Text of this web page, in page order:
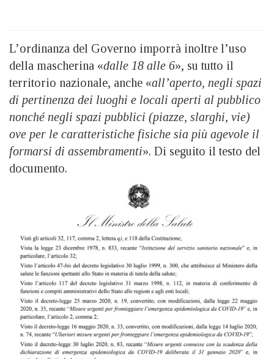
L’ordinanza del Governo imporrà inoltre l’uso
della mascherina «dalle 18 alle 6», su tutto il
territorio nazionale, anche «all’aperto, negli spazi
di pertinenza dei luoghi e locali aperti al pubblico
nonché negli spazi pubblici (piazze, slarghi, vie)
ove per le caratteristiche fisiche sia più agevole il
formarsi di assembramenti». Di seguito il testo del
documento.